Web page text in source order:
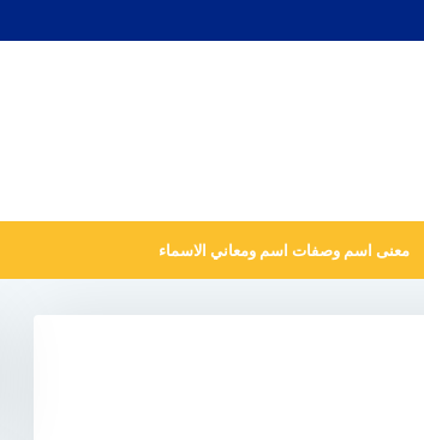
معنى اسم وصفات اسم ومعاني الاسماء